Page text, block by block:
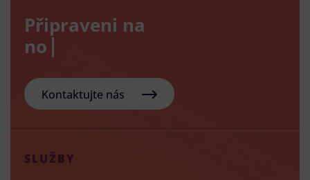
Připraveni na
nový e-
Kontaktujte nás
SLUŽBY